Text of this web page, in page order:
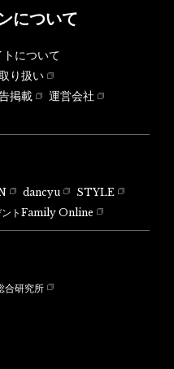
について
トについて
り扱い
掲載
運営会社
dancyu
STYLE
ントFamily Online
研究所